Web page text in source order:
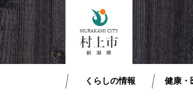
ペ
ー
ジ
の
先
頭
メ
ニ
ュ
ー
を
飛
くらしの情報 健康・